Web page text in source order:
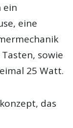
ein
eine
sowie
25 Watt.
das